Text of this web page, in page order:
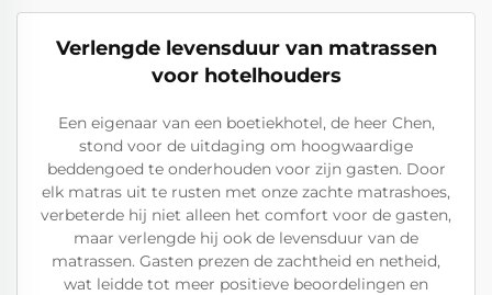
Verlengde levensduur van matrassen
voor hotelhouders
Een eigenaar van een boetiekhotel, de heer Chen,
stond voor de uitdaging om hoogwaardige
beddengoed te onderhouden voor zijn gasten. Door
elk matras uit te rusten met onze zachte matrashoes,
verbeterde hij niet alleen het comfort voor de gasten,
maar verlengde hij ook de levensduur van de
matrassen. Gasten prezen de zachtheid en netheid,
wat leidde tot meer positieve beoordelingen en